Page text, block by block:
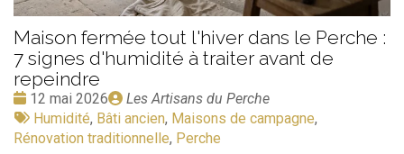
Maison fermée tout l'hiver dans le Perche :
7 signes d'humidité à traiter avant de
repeindre
Date
:
12 mai 2026
Publié
par
Les Artisans du Perche
Tags
:
Humidité, Bâti ancien, Maisons de campagne,
Rénovation traditionnelle, Perche